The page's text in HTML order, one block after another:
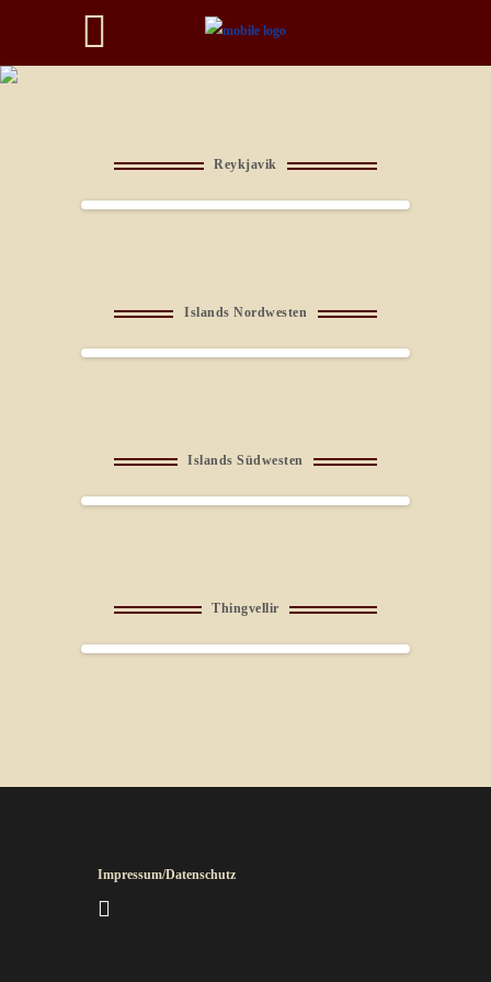
Reykjavik
Islands Nordwesten
Islands Südwesten
Thingvellir
Impressum/Datenschutz